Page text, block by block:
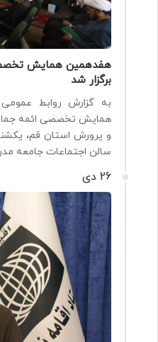
هفدهمین همایش
برگزار شد
به گزارش روابط
همایش تخصصی ائمه
و پرورش استان قم،
سالن اجتماعات جامعه
26 دی